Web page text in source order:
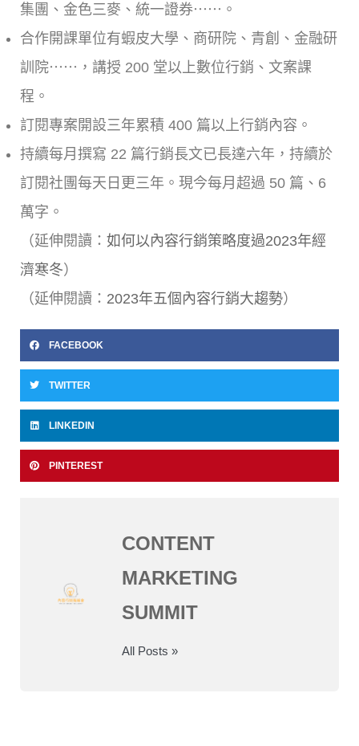
集團、金色三麥、統一證券⋯⋯。
合作開課單位有蝦皮大學、商研院、青創、金融研
訓院⋯⋯，講授 200 堂以上數位行銷、文案課
程。
訂閱專案開設三年累積 400 篇以上行銷內容。
持續每月撰寫 22 篇行銷長文已長達六年，持續於
訂閱社團每天日更三年。現今每月超過 50 篇、6
萬字。
（延伸閱讀： 如何以內容行銷策略度過2023年經
濟寒冬）
（延伸閱讀： 2023年五個內容行銷大趨勢）
FACEBOOK
TWITTER
LINKEDIN
PINTEREST
CONTENT
MARKETING
SUMMIT
All Posts »